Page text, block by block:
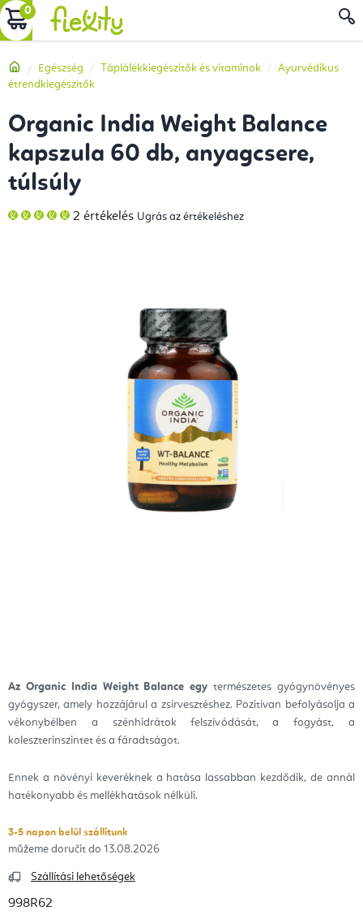
Ugrás
a
tartalomhoz
KOSÁR
Kezdőlap
Egészség Táplálékkiegészítők és vitaminok
Ayurvédikus
étrendkiegészítők
Az Organic IndiaWeight Balance egy természetes gyógynövényes
gyógyszer, amely hozzájárul a zsírvesztéshez. Pozitívan befolyásolja a
vékonybélben a szénhidrátok felszívódását, a fogyást, a
koleszterinszintet és a fáradtságot.
Ennek a növényi keveréknek a hatása lassabban kezdődik, de annál
hatékonyabb és mellékhatások nélküli.
3-5 napon belül szállítunk
13.08.2026
Szállítási lehetőségek
998R62
Organic India Weight Balance
kapszula 60 db, anyagcsere,
túlsúly
A
termék
2 értékelés Ugrás az értékeléshez